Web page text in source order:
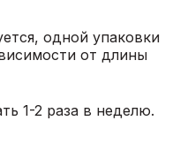
одной упаковки
от длины
1-2 раза в неделю.